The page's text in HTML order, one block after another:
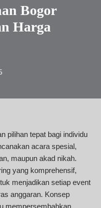
Bogor
Harga
pilihan tepat bagi individu
acara spesial,
maupun akad nikah.
yang komprehensif,
menjadikan setiap event
anggaran. Konsep
mempersembahkan